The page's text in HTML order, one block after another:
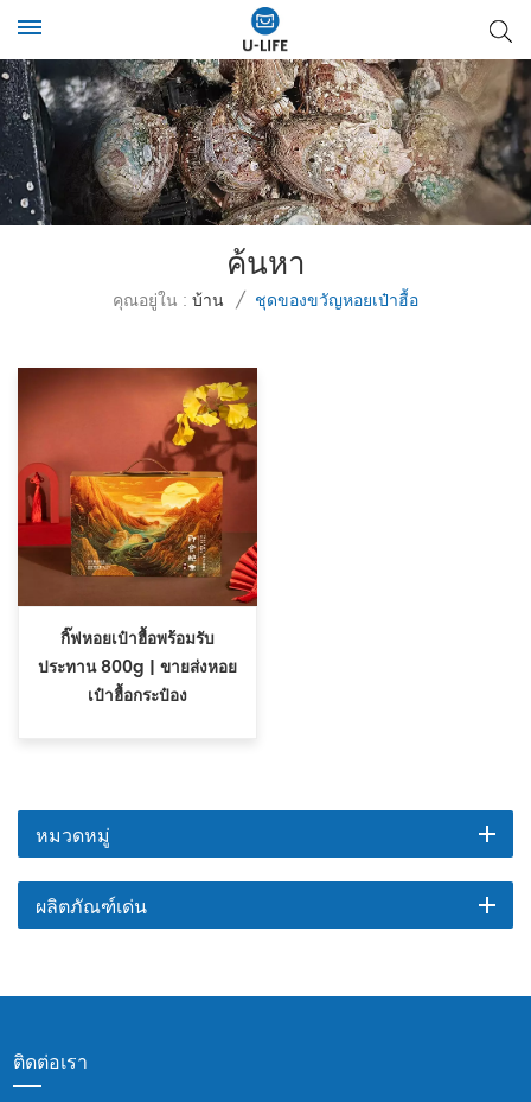
ค้นหา
คุณอยู่ใน : บ้าน / ชุดของขวัญหอยเป๋าฮื้อ
กิ๊ฟหอยเป๋าฮื้อพร้อมรับ
ประทาน 800g | ขายส่งหอย
เป๋าฮื้อกระป๋อง
หมวดหมู่
ผลิตภัณฑ์เด่น
ติดต่อเรา